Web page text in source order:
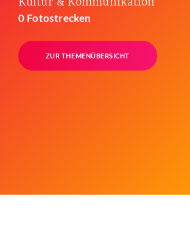
0 Fotostrecken
ZUR THEMENÜBERSICHT